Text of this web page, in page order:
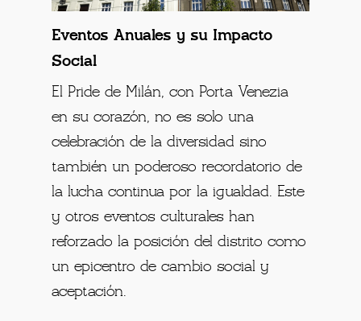
Eventos Anuales y su Impacto
Social
El Pride de Milán, con Porta Venezia
en su corazón, no es solo una
celebración de la diversidad sino
también un poderoso recordatorio de
la lucha continua por la igualdad. Este
y otros eventos culturales han
reforzado la posición del distrito como
un epicentro de cambio social y
aceptación.